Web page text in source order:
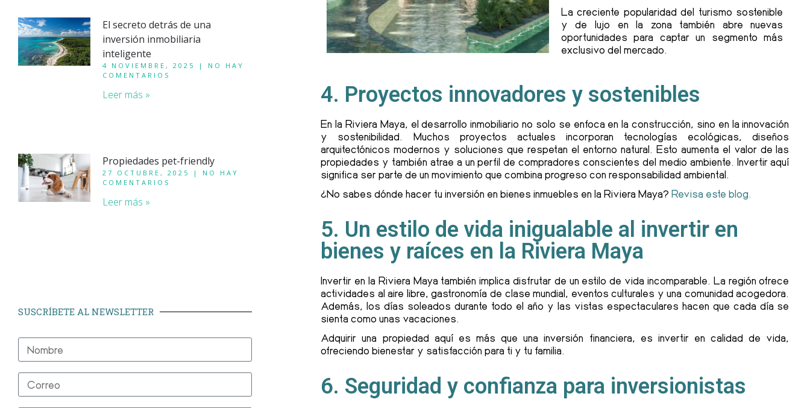
El secreto detrás de una
inversión inmobiliaria
inteligente
4 NOVIEMBRE, 2025
NO HAY
COMENTARIOS
Leer más »
Propiedades pet-friendly
27 OCTUBRE, 2025
NO HAY
COMENTARIOS
Leer más »
SUSCRÍBETE AL NEWSLETTER
La creciente popularidad del turismo sostenible
y de lujo en la zona también abre nuevas
oportunidades para captar un segmento más
exclusivo del mercado.
4. Proyectos innovadores y sostenibles
En la Riviera Maya, el desarrollo inmobiliario no solo se enfoca en la construcción, sino en la innovación
y sostenibilidad. Muchos proyectos actuales incorporan tecnologías ecológicas, diseños
arquitectónicos modernos y soluciones que respetan el entorno natural. Esto aumenta el valor de las
propiedades y también atrae a un perfil de compradores conscientes del medio ambiente. Invertir aquí
significa ser parte de un movimiento que combina progreso con responsabilidad ambiental.
¿No sabes dónde hacer tu inversión en bienes inmuebles en la Riviera Maya?Revisa este blog.
5. Un estilo de vida inigualable al invertir en
bienes y raíces en la Riviera Maya
Invertir en la Riviera Maya también implica disfrutar de un estilo de vida incomparable. La región ofrece
actividades al aire libre, gastronomía de clase mundial, eventos culturales y una comunidad acogedora.
Además, los días soleados durante todo el año y las vistas espectaculares hacen que cada día se
sienta como unas vacaciones.
Adquirir una propiedad aquí es más que una inversión financiera, es invertir en calidad de vida,
ofreciendo bienestar y satisfacción para ti y tu familia.
6. Seguridad y confianza para inversionistas